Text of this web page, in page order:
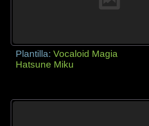
Plantilla:Vocaloid Magia
Hatsune Miku